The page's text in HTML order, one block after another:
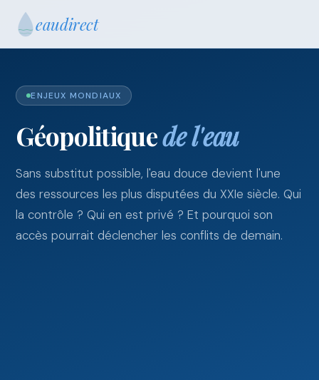
eaudirect
ENJEUX MONDIAUX
Géopolitiquede l'eau
Sans substitut possible, l'eau douce devient l'une
des ressources les plus disputées du XXIe siècle. Qui
la contrôle ? Qui en est privé ? Et pourquoi son
accès pourrait déclencher les conflits de demain.